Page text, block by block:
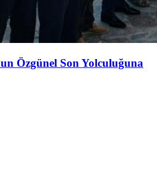
Özgünel Son Yolculuğuna